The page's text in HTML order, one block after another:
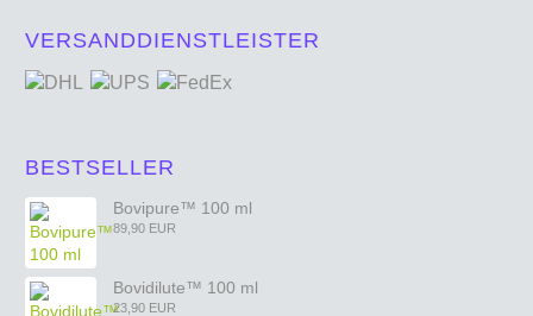
VERSANDDIENSTLEISTER
BESTSELLER
Bovipure™ 100 ml
89,90 EUR
Bovidilute™ 100 ml
23,90 EUR